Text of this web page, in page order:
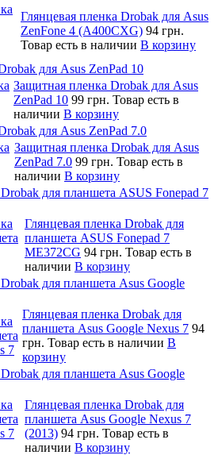
Глянцевая пленка Drobak для Asus
ZenFone 4 (A400CXG) 94 грн.
Товар есть в наличии В корзину
для Asus ZenPad 10
Защитная пленка Drobak для Asus
ZenPad 10 99 грн. Товар есть в
наличии В корзину
для Asus ZenPad 7.0
Защитная пленка Drobak для Asus
ZenPad 7.0 99 грн. Товар есть в
наличии В корзину
для планшета ASUS Fonepad 7
Глянцевая пленка Drobak для
планшета ASUS Fonepad 7
ME372CG 94 грн. Товар есть в
наличии В корзину
для планшета Asus Google
Глянцевая пленка Drobak для
планшета Asus Google Nexus 7 94
грн. Товар есть в наличии В
корзину
для планшета Asus Google
Глянцевая пленка Drobak для
планшета Asus Google Nexus 7
(2013) 94 грн. Товар есть в
наличии В корзину